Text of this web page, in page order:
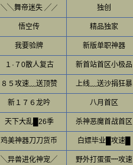
╲╲舞帝迷失 ╱╱ 独创
悟空传 精品独家
我要验牌 新版单职神器
１·７0散人复古 新首站首区小极品
８５攻速﹏送顶赞 上线﹏送沙捐狂暴
新１７６龙吟 八月首区
天下大乱█26季 杀神恶魔首战首区
鸡美神器刀刀货币 白嫖毕业█攻速█
╲异兽进化神宠╱ 野外打蛋蛋┉攻速